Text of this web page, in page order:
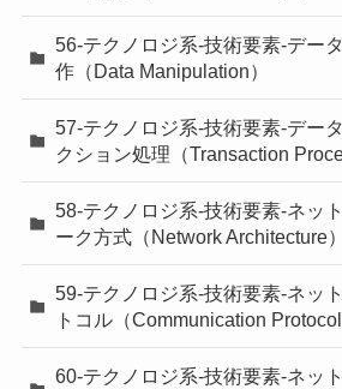
56-テクノロジ系-技術要素-デー
作（Data Manipulation）
57-テクノロジ系-技術要素-デー
クション処理（Transaction
58-テクノロジ系-技術要素-ネッ
ーク方式（Network Architecture）
59-テクノロジ系-技術要素-ネッ
トコル（Communication Protocol
60-テクノロジ系-技術要素-ネッ